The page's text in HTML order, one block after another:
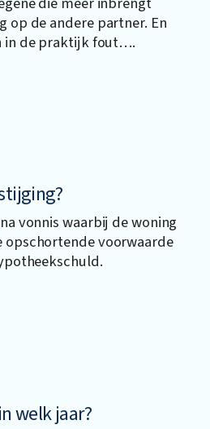
op de andere partner. En
in de praktijk fout….
vonnis waarbij de woning
opschortende voorwaarde
welk jaar?